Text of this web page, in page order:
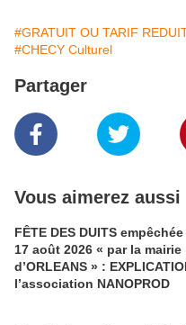
#GRATUIT OU TARIF
#CHECY Culturel
Partager
Vous aimerez aussi
FÊTE DES DUITS
17 août 2026 « par la mairie
d’ORLEANS » : EXPLICATIONS de
l’association NANOPROD